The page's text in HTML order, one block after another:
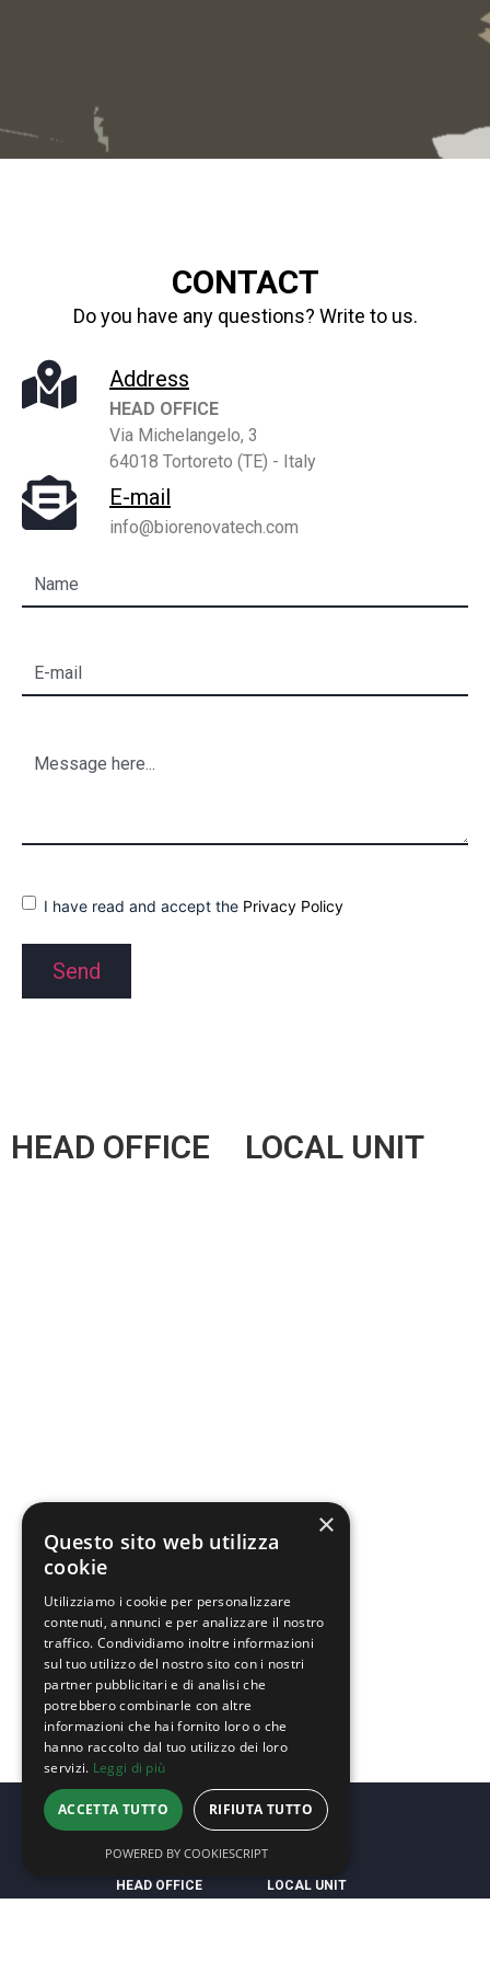
CONTACT
Do you have any questions? Write to us.
Address
HEAD OFFICE
Via Michelangelo, 3
64018 Tortoreto (TE) - Italy
E-mail
info@biorenovatech.com
I have read and accept the Privacy Policy
HEAD OFFICE LOCAL UNIT
HEAD OFFICE
LOCAL UNIT
×
Questo sito web utilizza
cookie
Utilizziamo i cookie per personalizzare
contenuti, annunci e per analizzare il nostro
traffico. Condividiamo inoltre informazioni
sul tuo utilizzo del nostro sito con i nostri
partner pubblicitari e di analisi che
potrebbero combinarle con altre
informazioni che hai fornito loro o che
hanno raccolto dal tuo utilizzo dei loro
servizi. Leggi di più
ACCETTA TUTTO RIFIUTA TUTTO
POWERED BY COOKIESCRIPT